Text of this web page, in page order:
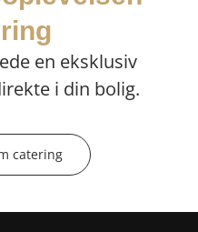
en eksklusiv
i din bolig.
catering